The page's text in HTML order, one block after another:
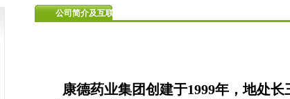
公司简介及互联网使用资质
康德药业集团创建于1999年，地处